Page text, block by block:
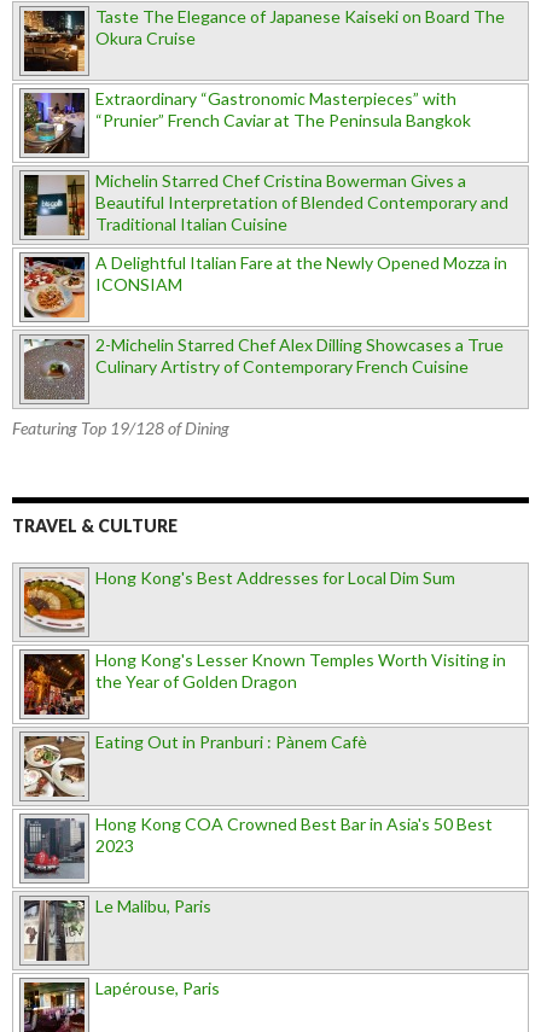
Taste The Elegance of Japanese Kaiseki on Board The
Okura Cruise
Extraordinary “Gastronomic Masterpieces” with
“Prunier” French Caviar at The Peninsula Bangkok
Michelin Starred Chef Cristina Bowerman Gives a
Beautiful Interpretation of Blended Contemporary and
Traditional Italian Cuisine
A Delightful Italian Fare at the Newly Opened Mozza in
ICONSIAM
2-Michelin Starred Chef Alex Dilling Showcases a True
Culinary Artistry of Contemporary French Cuisine
Featuring Top 19/128 of Dining
TRAVEL & CULTURE
Hong Kong's Best Addresses for Local Dim Sum
Hong Kong's Lesser Known Temples Worth Visiting in
the Year of Golden Dragon
Eating Out in Pranburi : Pànem Cafè
Hong Kong COA Crowned Best Bar in Asia's 50 Best
2023
Le Malibu, Paris
Lapérouse, Paris